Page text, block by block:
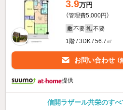
3.9万円
（管理費5,000円）
敷 不要 礼 不要
1階 / 3DK / 56.7㎡
お問い合わせ （
提供
信開ラザール共栄のす